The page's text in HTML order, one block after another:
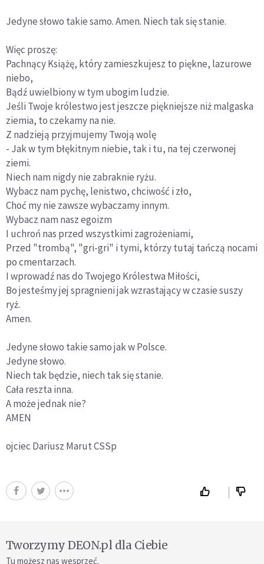
Jedyne słowo takie samo. Amen. Niech tak się stanie.
Więc proszę:
Pachnący Książę, który zamieszkujesz to piękne, lazurowe
niebo,
Bądź uwielbiony w tym ubogim ludzie.
Jeśli Twoje królestwo jest jeszcze piękniejsze niż malgaska
ziemia, to czekamy na nie.
Z nadzieją przyjmujemy Twoją wolę
- Jak w tym błękitnym niebie, tak i tu, na tej czerwonej
ziemi.
Niech nam nigdy nie zabraknie ryżu.
Wybacz nam pychę, lenistwo, chciwość i zło,
Choć my nie zawsze wybaczamy innym.
Wybacz nam nasz egoizm
I uchroń nas przed wszystkimi zagrożeniami,
Przed "trombą", "gri-gri" i tymi, którzy tutaj tańczą nocami
po cmentarzach.
I wprowadź nas do Twojego Królestwa Miłości,
Bo jesteśmy jej spragnieni jak wzrastający w czasie suszy
ryż.
Amen.
Jedyne słowo takie samo jak w Polsce.
Jedyne słowo.
Niech tak będzie, niech tak się stanie.
Cała reszta inna.
A może jednak nie?
AMEN
ojciec Dariusz Marut CSSp
Tworzymy DEON.pl dla Ciebie
Tu możesz nas wesprzeć.